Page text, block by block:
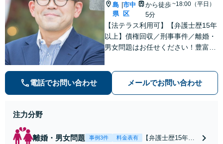
島
県
市中
区
から徒歩
5分
~18:00（平日）
【法テラス利用可】【弁護士歴15年
以上】債権回収／刑事事件／離婚・
男女問題はお任せください！豊富な
【子連れ相談】【完全個室相談】
【休日・夜間対応可】【本通駅5
電話でお問い合わせ メールでお問い合わせ
注力分野
離婚・男女問題 事例3件 料金表有
【弁護士歴15年以